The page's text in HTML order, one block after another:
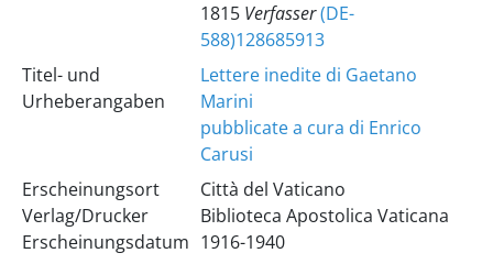
1815 Verfasser(DE-
588)128685913
Titel- und
Urheberangaben
Lettere inedite di Gaetano
Marini
pubblicate a cura di Enrico
Carusi
Erscheinungsort
Verlag/Drucker
Erscheinungsdatum
Città del Vaticano
Biblioteca Apostolica Vaticana
1916-1940